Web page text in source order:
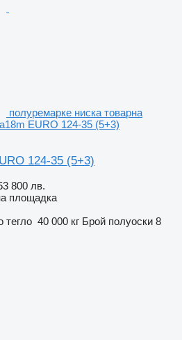
полуремарке ниска товарна
EURO 124-35 (5+3)
124-35 (5+3)
800 лв.
площадка
тегло 40 000 кг Брой полуоски 8